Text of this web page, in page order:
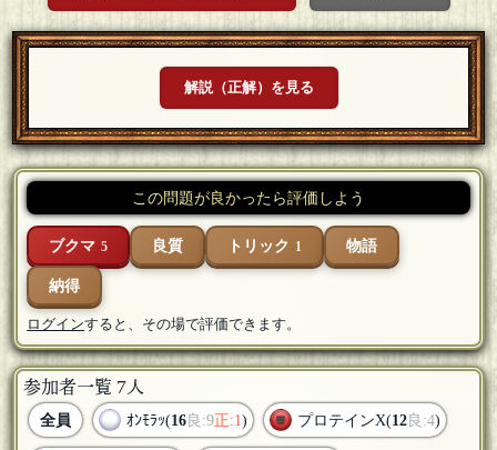
解説（正解）を見る
この問題が良かったら評価しよう
ブクマ 5 良質 トリック 1 物語
納得
ログインすると、その場で評価できます。
参加者一覧 7人
全員 ｵﾝﾓﾗｯ(16良:9正:1) プロテインX(12良:4)